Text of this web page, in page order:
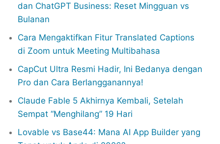
dan ChatGPT Business: Reset Mingguan vs
Bulanan
Cara Mengaktifkan Fitur Translated Captions
di Zoom untuk Meeting Multibahasa
CapCut Ultra Resmi Hadir, Ini Bedanya dengan
Pro dan Cara Berlangganannya!
Claude Fable 5 Akhirnya Kembali, Setelah
Sempat “Menghilang” 19 Hari
Lovable vs Base44: Mana AI App Builder yang